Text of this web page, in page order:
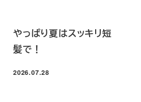
やっぱり夏はスッキリ短
髪で！
投稿日
2026.07.28